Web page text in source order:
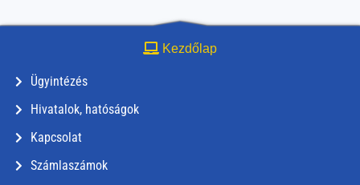
Kezdőlap
Ügyintézés
Hivatalok, hatóságok
Kapcsolat
Számlaszámok